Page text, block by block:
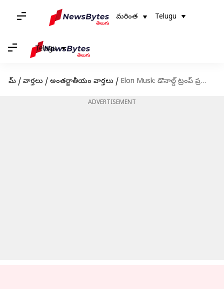
మరింత Telugu
Telugu
హోమ్ / వార్తలు / అంతర్జాతీయం వార్తలు / Elon Musk: డొనాల్డ్ ట్రంప్ ప్రమాణ స్వీకారోత్సవంలో 8.. సోషల్ మీడియాలో వివాదం
ADVERTISEMENT